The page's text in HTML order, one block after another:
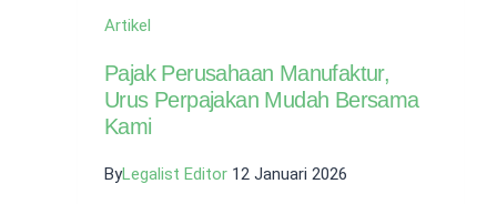
Artikel
Pajak Perusahaan Manufaktur,
Urus Perpajakan Mudah Bersama
Kami
ByLegalist Editor 12 Januari 2026